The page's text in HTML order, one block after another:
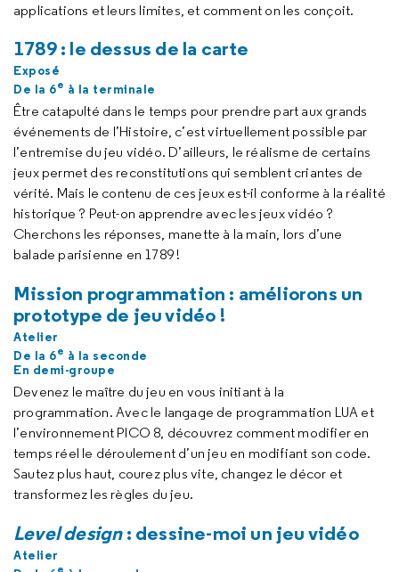
applications et leurs limites, et comment on les conçoit.
1789 : le dessus de la carte
Exposé
De la 6e à la terminale
Être catapulté dans le temps pour prendre part aux grands
événements de l’Histoire, c’est virtuellement possible par
l’entremise du jeu vidéo. D’ailleurs, le réalisme de certains
jeux permet des reconstitutions qui semblent criantes de
vérité. Mais le contenu de ces jeux est-il conforme à la réalité
historique ? Peut-on apprendre avec les jeux vidéo ?
Cherchons les réponses, manette à la main, lors d’une
balade parisienne en 1789 !
Mission programmation : améliorons un
prototype de jeu vidéo !
Atelier
De la 6e à la seconde
En demi-groupe
Devenez le maître du jeu en vous initiant à la
programmation. Avec le langage de programmation LUA et
l’environnement PICO 8, découvrez comment modifier en
temps réel le déroulement d’un jeu en modifiant son code.
Sautez plus haut, courez plus vite, changez le décor et
transformez les règles du jeu.
Level design: dessine-moi un jeu vidéo
Atelier
e